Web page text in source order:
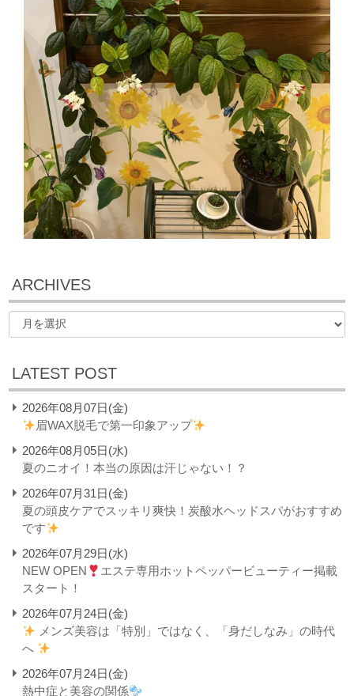
ARCHIVES
LATEST POST
2026年08月07日(金)
眉WAX脱毛で第一印象アップ
2026年08月05日(水)
夏のニオイ！本当の原因は汗じゃない！？
2026年07月31日(金)
夏の頭皮ケアでスッキリ爽快！炭酸水ヘッドスパがおすすめ
です
2026年07月29日(水)
NEW OPEN
エステ専用ホットペッパービューティー掲載
スタート！
2026年07月24日(金)
メンズ美容は「特別」ではなく、「身だしなみ」の時代
へ
2026年07月24日(金)
熱中症と美容の関係